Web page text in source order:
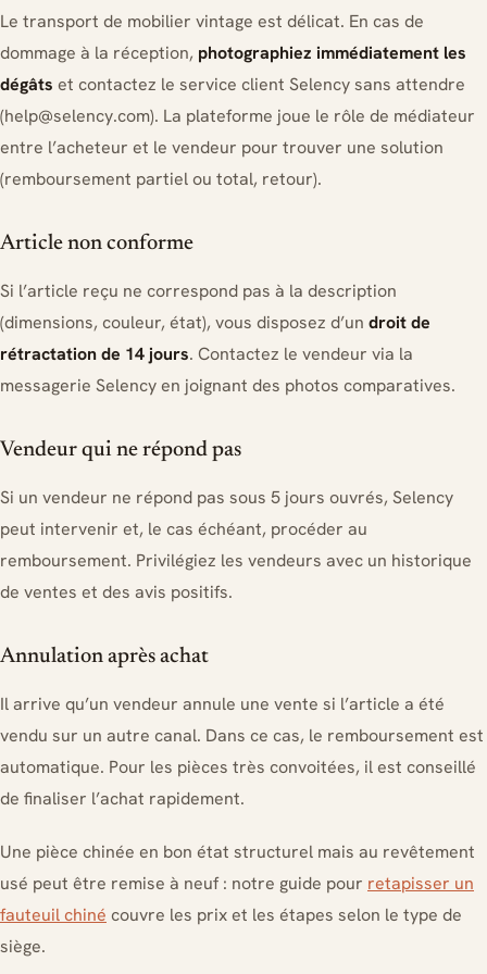
Le transport de mobilier vintage est délicat. En cas de
dommage à la réception, photographiez immédiatement les
dégâts et contactez le service client Selency sans attendre
(help@selency.com). La plateforme joue le rôle de médiateur
entre l’acheteur et le vendeur pour trouver une solution
(remboursement partiel ou total, retour).
Article non conforme
Si l’article reçu ne correspond pas à la description
(dimensions, couleur, état), vous disposez d’un droit de
rétractation de 14 jours. Contactez le vendeur via la
messagerie Selency en joignant des photos comparatives.
Vendeur qui ne répond pas
Si un vendeur ne répond pas sous 5 jours ouvrés, Selency
peut intervenir et, le cas échéant, procéder au
remboursement. Privilégiez les vendeurs avec un historique
de ventes et des avis positifs.
Annulation après achat
Il arrive qu’un vendeur annule une vente si l’article a été
vendu sur un autre canal. Dans ce cas, le remboursement est
automatique. Pour les pièces très convoitées, il est conseillé
de finaliser l’achat rapidement.
Une pièce chinée en bon état structurel mais au revêtement
usé peut être remise à neuf : notre guide pour retapisser un
fauteuil chiné couvre les prix et les étapes selon le type de
siège.